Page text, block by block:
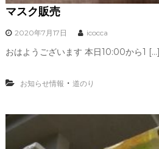
マスク販売
2020年7月17日 icocca
おはようございます 本日10:00から1 […]
お知らせ情報 ・ 道のり